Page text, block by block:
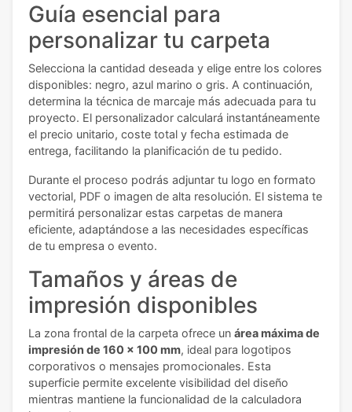
Guía esencial para
personalizar tu carpeta
Selecciona la cantidad deseada y elige entre los colores
disponibles: negro, azul marino o gris. A continuación,
determina la técnica de marcaje más adecuada para tu
proyecto. El personalizador calculará instantáneamente
el precio unitario, coste total y fecha estimada de
entrega, facilitando la planificación de tu pedido.
Durante el proceso podrás adjuntar tu logo en formato
vectorial, PDF o imagen de alta resolución. El sistema te
permitirá personalizar estas carpetas de manera
eficiente, adaptándose a las necesidades específicas
de tu empresa o evento.
Tamaños y áreas de
impresión disponibles
La zona frontal de la carpeta ofrece un área máxima de
impresión de 160 x 100 mm, ideal para logotipos
corporativos o mensajes promocionales. Esta
superficie permite excelente visibilidad del diseño
mientras mantiene la funcionalidad de la calculadora